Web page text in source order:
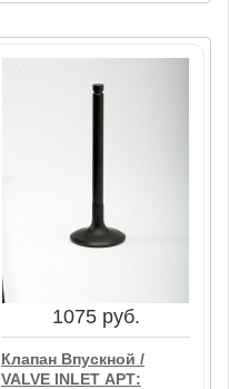
Клапан Выпускной /
VALVE EXHAUST АРТ:
1075 руб.
Клапан Впускной /
VALVE INLET АРТ: